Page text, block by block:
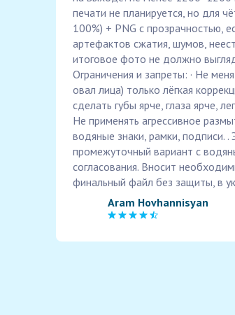
печати не планируется, но для
100%) + PNG с прозрачностью,
артефактов сжатия, шумов,
итоговое фото не должно
Ограничения и запреты: · Не
овал лица) только лёгкая
сделать губы ярче, глаза ярче,
Не применять агрессивное
водяные знаки, рамки, подписи. .
промежуточный вариант с
согласования. Вносит
финальный файл без защиты, в
Aram Hovhannisyan